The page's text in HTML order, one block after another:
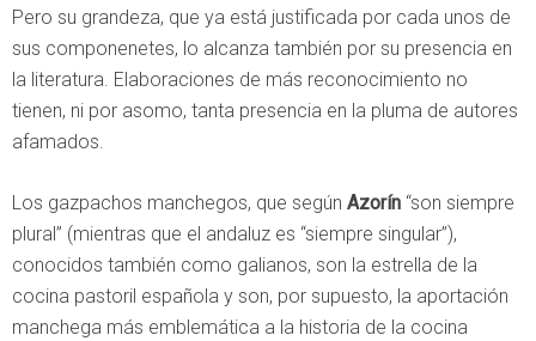
Pero su grandeza, que ya está justificada por cada unos de
sus componenetes, lo alcanza también por su presencia en
la literatura. Elaboraciones de más reconocimiento no
tienen, ni por asomo, tanta presencia en la pluma de autores
afamados.
Los gazpachos manchegos, que según Azorín “son siempre
plural” (mientras que el andaluz es “siempre singular”),
conocidos también como galianos, son la estrella de la
cocina pastoril española y son, por supuesto, la aportación
manchega más emblemática a la historia de la cocina